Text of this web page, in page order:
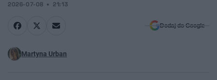
2026-07-08 21:13
Dodaj do Google
Martyna Urban